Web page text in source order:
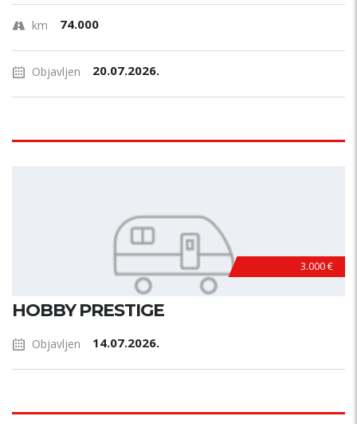
km 74.000
Objavljen 20.07.2026.
3.000 €
HOBBY PRESTIGE
Objavljen 14.07.2026.